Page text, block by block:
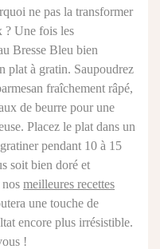
ne pas la transformer
? Une fois les
Bresse Bleu bien
plat à gratin. Saupoudrez
fraîchement râpé,
de beurre pour une
Placez le plat dans un
pendant 10 à 15
soit bien doré et
meilleures recettes
une touche de
encore plus irrésistible.
!